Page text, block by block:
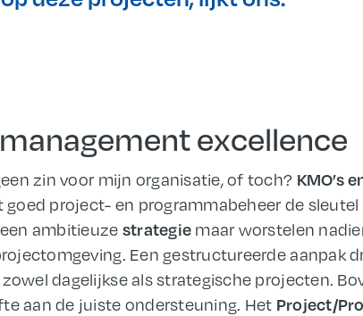
excellence
zin voor mijn organisatie, of toch? KMO’s
goed project- en programmabeheer de
ambitieuze strategie maar worstelen
Een gestructureerde aanpak
dagelijkse als strategische projecten.
aan de juiste ondersteuning. Het Project/